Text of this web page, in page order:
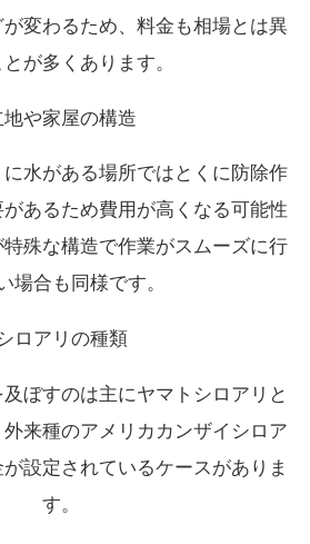
変わるため、料金も相場とは異
が多くあります。
地や家屋の構造
水がある場所ではとくに防除作
あるため費用が高くなる可能性
殊な構造で作業がスムーズに行
場合も同様です。
ロアリの種類
ぼすのは主にヤマトシロアリと
来種のアメリカカンザイシロア
設定されているケースがありま
す。